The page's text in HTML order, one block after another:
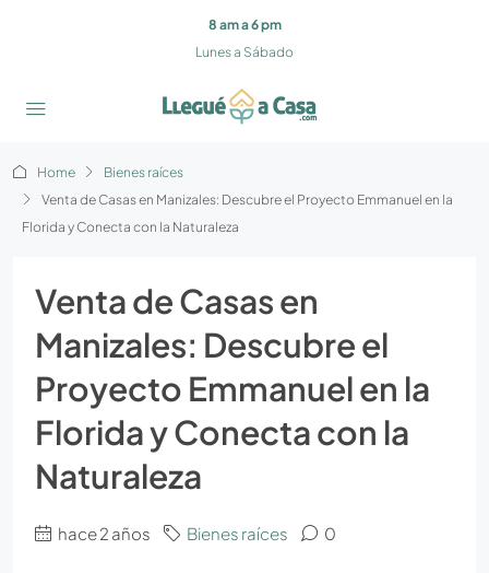
8 am a 6 pm
Lunes a Sábado
Home
Bienes raíces
Venta de Casas en Manizales: Descubre el Proyecto Emmanuel en la
Florida y Conecta con la Naturaleza
Venta de Casas en
Manizales: Descubre el
Proyecto Emmanuel en la
Florida y Conecta con la
Naturaleza
hace 2 años Bienes raíces 0